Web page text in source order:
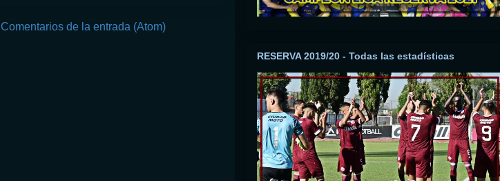
Comentarios de la entrada (Atom)
RESERVA 2019/20 - Todas las estadísticas